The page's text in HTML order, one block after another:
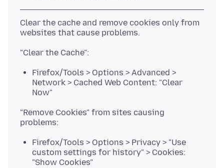
Clear the cache and remove cookies only from
Firefox/Tools > Options > Advanced >
Network > Cached Web Content: "Clear
Now"
"Remove Cookies" from sites causing
Firefox/Tools > Options > Privacy > "Use
custom settings for history" > Cookies:
"Show Cookies"